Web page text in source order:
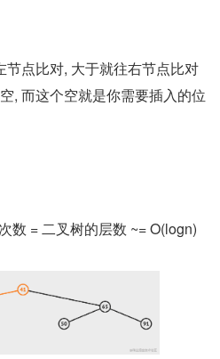
节点比对, 大于就往右节点比对
, 而这个空就是你需要插入的位
数 = 二叉树的层数 ~= O(logn)